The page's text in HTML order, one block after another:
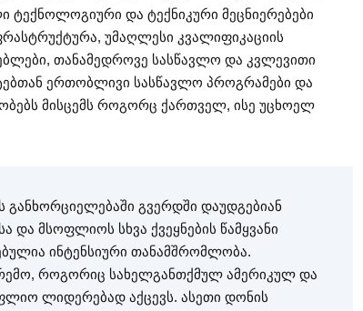
ტექნოლოგიური და ტექნიკური მეცნიერებები
უმაღლესი კვალიფიკაციის
თანამედროვე სასწავლო და კვლევითი
ერთობლივი სასწავლო პროგრამები და
მისცემს როგორც ქართველ, ისე უცხოელ
განხორციელებაში გვერდში დაუდგებიან
და მსოფლიოს სხვა ქვეყნების წამყვანი
ინტენსიური თანამშრომლობა.
როგორიც სახელგანთქმულ ამერიკულ და
ლიდერებად აქცევს. ასეთი დონის